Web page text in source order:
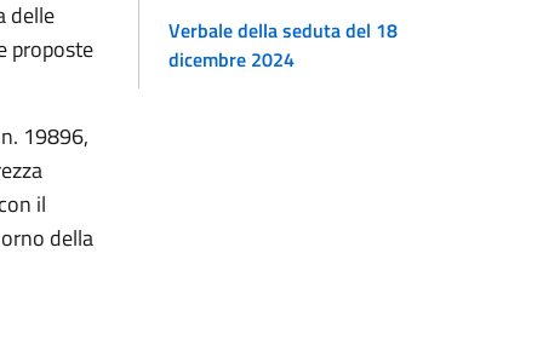
delle
proposte
19896,
il
della
Verbale della seduta del 18
dicembre 2024